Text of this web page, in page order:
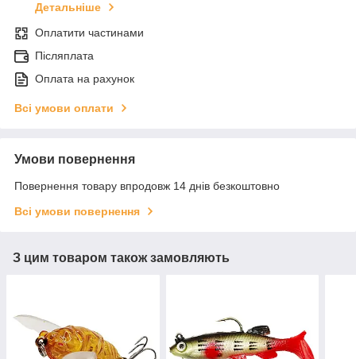
Детальніше
Оплатити частинами
Післяплата
Оплата на рахунок
Всі умови оплати
Умови повернення
Повернення товару впродовж 14 днів безкоштовно
Всі умови повернення
З цим товаром також замовляють